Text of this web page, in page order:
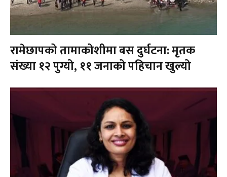
रामेछापको तामाकोशीमा बस दुर्घटना: मृतक
संख्या १२ पुग्यो, ११ जनाको पहिचान खुल्यो